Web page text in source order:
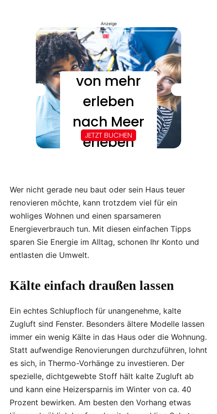
Anzeige
Wer nicht gerade neu baut oder sein Haus teuer
renovieren möchte, kann trotzdem viel für ein
wohliges Wohnen und einen sparsameren
Energieverbrauch tun. Mit diesen einfachen Tipps
sparen Sie Energie im Alltag, schonen Ihr Konto und
entlasten die Umwelt.
Kälte einfach draußen lassen
Ein echtes Schlupfloch für unangenehme, kalte
Zugluft sind Fenster. Besonders ältere Modelle lassen
immer ein wenig Kälte in das Haus oder die Wohnung.
Statt aufwendige Renovierungen durchzuführen, lohnt
es sich, in Thermo-Vorhänge zu investieren. Der
spezielle, dichtgewebte Stoff hält kalte Zugluft ab
und kann eine Heizersparnis im Winter von ca. 40
Prozent bewirken. Am besten den Vorhang etwas